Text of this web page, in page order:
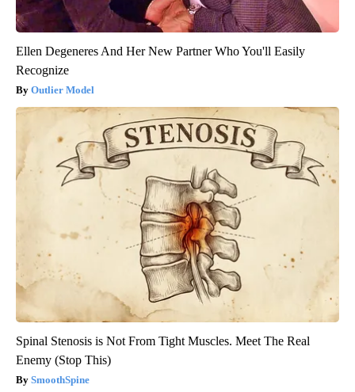
Ellen Degeneres And Her New Partner Who You'll Easily
Recognize
Outlier Model
Spinal Stenosis is Not From Tight Muscles. Meet The Real
Enemy (Stop This)
SmoothSpine